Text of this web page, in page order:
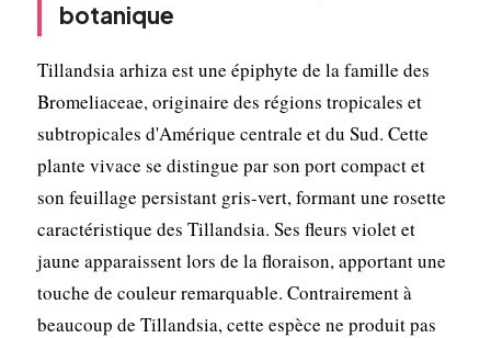
botanique
Tillandsia arhiza est une épiphyte de la famille des
Bromeliaceae, originaire des régions tropicales et
subtropicales d'Amérique centrale et du Sud. Cette
plante vivace se distingue par son port compact et
son feuillage persistant gris-vert, formant une rosette
caractéristique des Tillandsia. Ses fleurs violet et
jaune apparaissent lors de la floraison, apportant une
touche de couleur remarquable. Contrairement à
beaucoup de Tillandsia, cette espèce ne produit pas